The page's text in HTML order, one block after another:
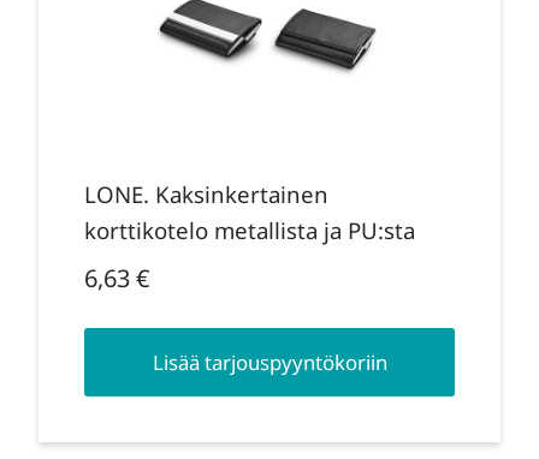
LONE. Kaksinkertainen
korttikotelo metallista ja PU:sta
6,63€
Lisää tarjouspyyntökoriin